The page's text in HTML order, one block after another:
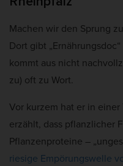
Machen wir den Sprung
Dort gibt „Ernährungsdoc“
kommt aus nicht
zu) oft zu Wort.
Vor kurzem hat er in
erzählt, dass pflanzlicher
Pflanzenproteine –
riesige Empörungswelle